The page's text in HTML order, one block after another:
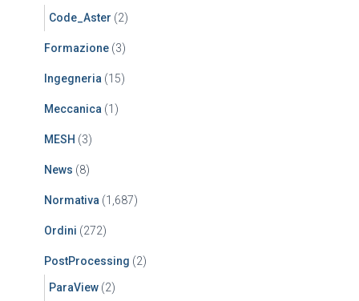
Code_Aster (2)
Formazione (3)
Ingegneria (15)
Meccanica (1)
MESH (3)
News (8)
Normativa (1,687)
Ordini (272)
PostProcessing (2)
ParaView (2)